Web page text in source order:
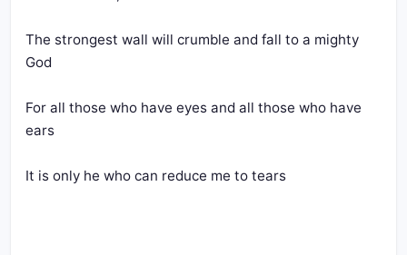
The strongest wall will crumble and fall to a mighty
God
For all those who have eyes and all those who have
ears
It is only he who can reduce me to tears